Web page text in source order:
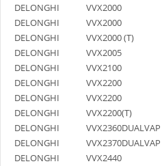
DELONGHI
VVX2000
DELONGHI
VVX2000
DELONGHI
VVX2000 (T)
DELONGHI
VVX2005
DELONGHI
VVX2100
DELONGHI
VVX2200
DELONGHI
VVX2200
DELONGHI
VVX2200(T)
DELONGHI
VVX2360DUALVAP
DELONGHI
VVX2370DUALVAP
DELONGHI
VVX2440